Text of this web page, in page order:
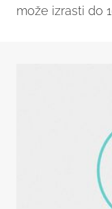
može izrasti do